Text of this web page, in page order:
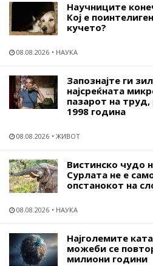
Научниците
Кој е
кучето?
08.08.2026 НАУКА
Запознајте ги
најсреќната
пазарот на
1998 година
08.08.2026 ЖИВОТ
Вистинско чудо
Сурлата не е
опстанокот на
08.08.2026 НАУКА
Најголемите
можеби се
милиони години